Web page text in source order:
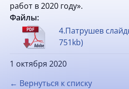
работ в 2020 году».
Файлы:
4.Патрушев
751kb)
1 октября 2020
← Вернуться к списку